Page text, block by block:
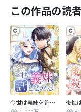
この作品の読
今世は義妹を許しません